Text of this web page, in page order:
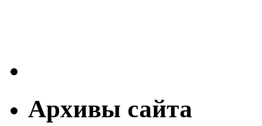
Архивы сайта